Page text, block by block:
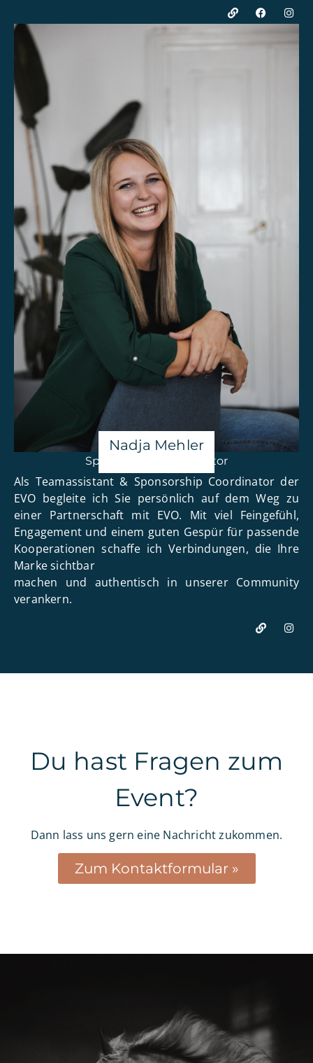
Nadja Mehler
Sponsorship Coordinator
Als Teamassistant & Sponsorship Coordinator der
EVO begleite ich Sie persönlich auf dem Weg zu
einer Partnerschaft mit EVO. Mit viel Feingefühl,
Engagement und einem guten Gespür für passende
Kooperationen schaffe ich Verbindungen, die Ihre
Marke sichtbar
machen und authentisch in unserer Community
verankern.
Du hast Fragen zum
Event?
Dann lass uns gern eine Nachricht zukommen.
Zum Kontaktformular »